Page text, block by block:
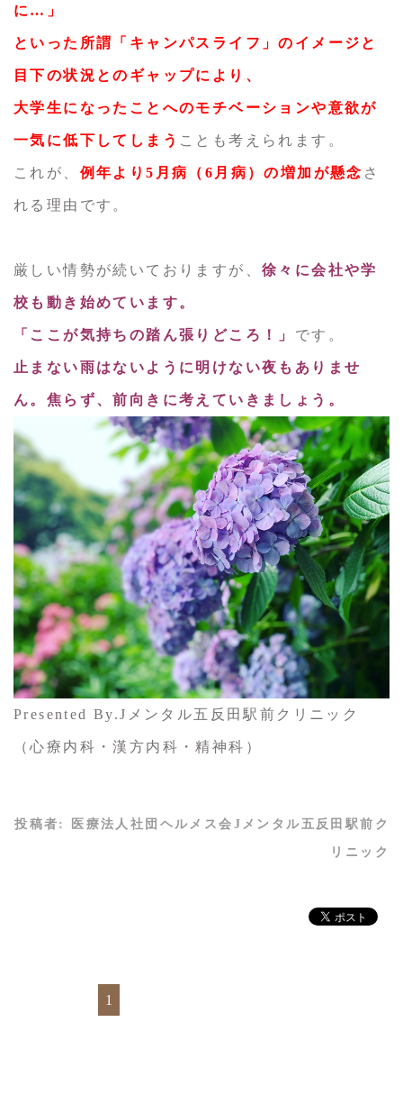
に…」
といった所謂「キャンパスライフ」のイメージと
目下の状況とのギャップにより、
大学生になったことへのモチベーションや意欲が
一気に低下してしまう ことも考えられます。
これが、 例年より5月病（6月病）の増加が懸念 さ
れる理由です。
厳しい情勢が続いておりますが、 徐々に会社や学
校も動き始めています。
「ここが気持ちの踏ん張りどころ！」 です。
止まない雨はないように明けない夜もありませ
ん。焦らず、前向きに考えていきましょう。
Presented By.Jメンタル五反田駅前クリニック
（心療内科・漢方内科・精神科）
投稿者: 医療法人社団ヘルメス会Jメンタル五反田駅前ク
リニック
1